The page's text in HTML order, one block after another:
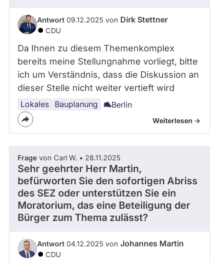
Antwort 09.12.2025 von Dirk Stettner
CDU
Da Ihnen zu diesem Themenkomplex
bereits meine Stellungnahme vorliegt, bitte
ich um Verständnis, dass die Diskussion an
dieser Stelle nicht weiter vertieft wird
Lokales Bauplanung Berlin
Weiterlesen ->
Frage von Carl W. • 28.11.2025
Sehr geehrter Herr Martin,
befürworten Sie den sofortigen Abriss
des SEZ oder unterstützen Sie ein
Moratorium, das eine Beteiligung der
Bürger zum Thema zulässt?
Antwort 04.12.2025 von Johannes Martin
CDU